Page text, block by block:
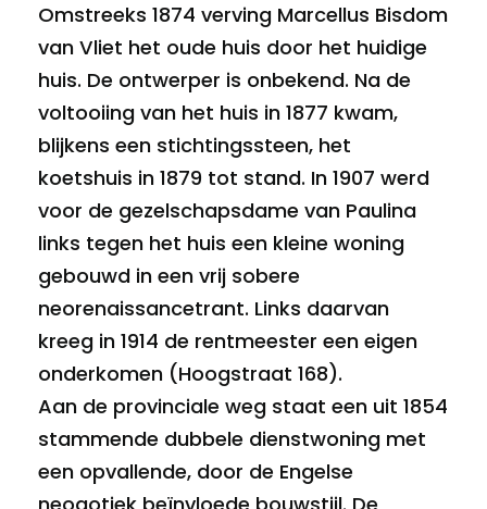
Omstreeks 1874 verving Marcellus Bisdom
van Vliet het oude huis door het huidige
huis. De ontwerper is onbekend. Na de
voltooiing van het huis in 1877 kwam,
blijkens een stichtingssteen, het
koetshuis in 1879 tot stand. In 1907 werd
voor de gezelschapsdame van Paulina
links tegen het huis een kleine woning
gebouwd in een vrij sobere
neorenaissancetrant. Links daarvan
kreeg in 1914 de rentmeester een eigen
onderkomen (Hoogstraat 168).
Aan de provinciale weg staat een uit 1854
stammende dubbele dienstwoning met
een opvallende, door de Engelse